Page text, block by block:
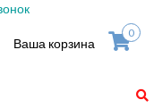
Ваша корзина
0